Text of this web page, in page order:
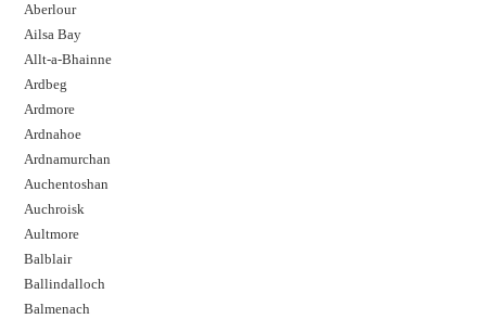
Aberlour
Ailsa Bay
Allt-a-Bhainne
Ardbeg
Ardmore
Ardnahoe
Ardnamurchan
Auchentoshan
Auchroisk
Aultmore
Balblair
Ballindalloch
Balmenach